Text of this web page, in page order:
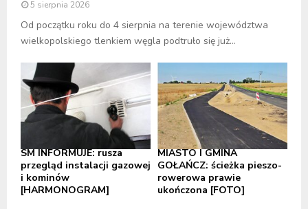
5 sierpnia 2026
Od początku roku do 4 sierpnia na terenie województwa
wielkopolskiego tlenkiem węgla podtruło się już...
SM INFORMUJE: rusza
przegląd instalacji gazowej
i kominów
[HARMONOGRAM]
MIASTO I GMINA
GOŁAŃCZ: ścieżka pieszo-
rowerowa prawie
ukończona [FOTO]